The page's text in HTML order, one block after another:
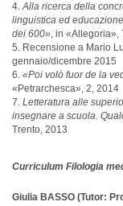
Alla ricerca della
linguistica ed
dei 600», in «Allegoria»,
Recensione a Mario
gennaio/dicembre 2015
«Poi volò fuor de la
«Petrarchesca», 2, 2014
Letteratura alle
insegnare a scuola.
Trento, 2013
Curriculum Filologia
Giulia BASSO (Tutor: